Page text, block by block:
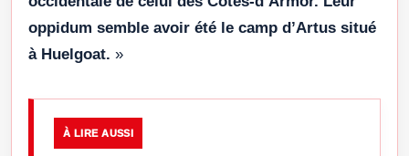
oppidum semble avoir été le camp d’Artus situé
à Huelgoat. »
À LIRE AUSSI